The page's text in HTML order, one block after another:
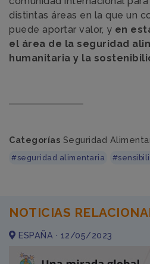
distintas áreas en la que un
puede aportar valor, y en
el área de la seguridad
humanitaria y la
Categorías Seguridad
#seguridad alimentaria
NOTICIAS
ESPAÑA · 12/05/2023